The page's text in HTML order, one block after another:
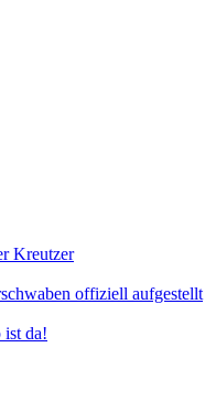
Kreutzer
offiziell aufgestellt
ist da!